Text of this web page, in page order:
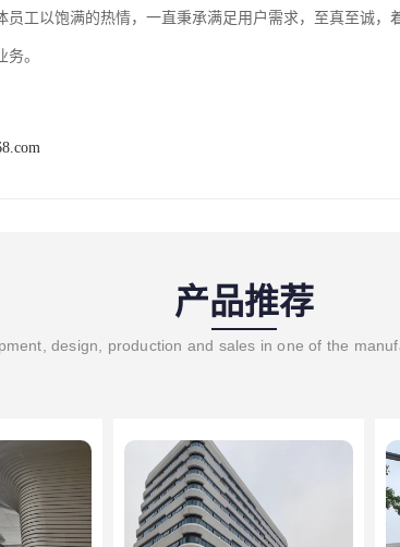
员工以饱满的热情，一直秉承满足用户需求，至真至诚，
。
产品推荐
design, production and sales in one of the